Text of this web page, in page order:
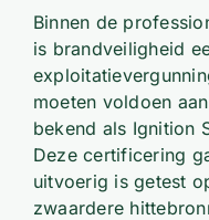
Binnen de
is brandveiligheid
moeten voldoen
bekend als Ignition
Deze certificering
uitvoerig is getest
zwaardere